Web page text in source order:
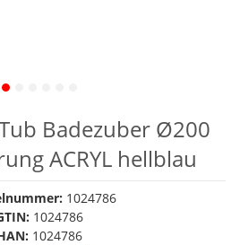
Badezuber Ø200
ACRYL hellblau
1024786
1024786
1024786